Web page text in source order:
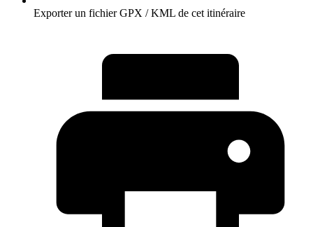
Exporter un fichier GPX / KML de cet itinéraire